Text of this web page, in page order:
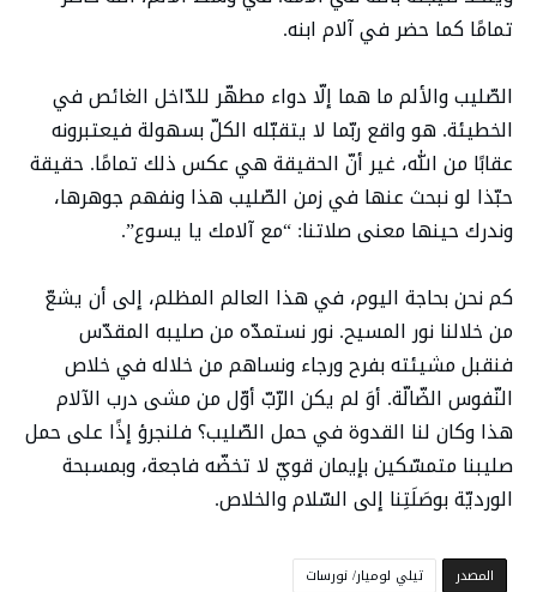
تمامًا كما حضر في آلام ابنه.
الصّليب والألم ما هما إلّا دواء مطهّر للدّاخل الغائص في
الخطيئة. هو واقع ربّما لا يتقبّله الكلّ بسهولة فيعتبرونه
عقابًا من الله، غير أنّ الحقيقة هي عكس ذلك تمامًا. حقيقة
حبّذا لو نبحث عنها في زمن الصّليب هذا ونفهم جوهرها،
وندرك حينها معنى صلاتنا: “مع آلامك يا يسوع”.
كم نحن بحاجة اليوم، في هذا العالم المظلم، إلى أن يشعّ
من خلالنا نور المسيح. نور نستمدّه من صليبه المقدّس
فنقبل مشيئته بفرح ورجاء ونساهم من خلاله في خلاص
النّفوس الضّالّة. أوَ لم يكن الرّبّ أوّل من مشى درب الآلام
هذا وكان لنا القدوة في حمل الصّليب؟ فلنجرؤ إذًا على حمل
صليبنا متمسّكين بإيمان قويّ لا تخضّه فاجعة، وبمسبحة
الورديّة بوصَلَتِنا إلى السّلام والخلاص.
‫المصدر‬
تيلي لوميار/ نورسات